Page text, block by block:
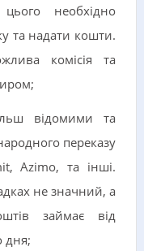
необхідно
та надати кошти.
комісія та
відомими та
переказу
Azimo, та інші.
не значний, а
займає від
дня;